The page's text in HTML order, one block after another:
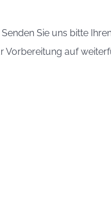
Sie uns bitte
auf